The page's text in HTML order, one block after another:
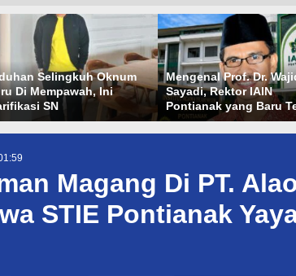
Selingkuh Oknum
Di Mempawah, Ini
SN
Mengenal Prof. Dr.
Sayadi, Rektor IAIN
Pontianak yang Baru
Magang Di PT.
STIE Pontianak